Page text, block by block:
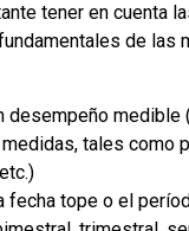
tener en cuenta
de las
desempeño medible
tales como
fecha tope o el